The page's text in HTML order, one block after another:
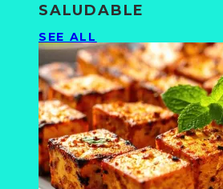
SALUDABLE
SEE ALL